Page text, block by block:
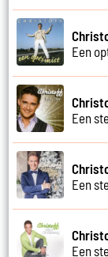
Een
Een
Een
Een